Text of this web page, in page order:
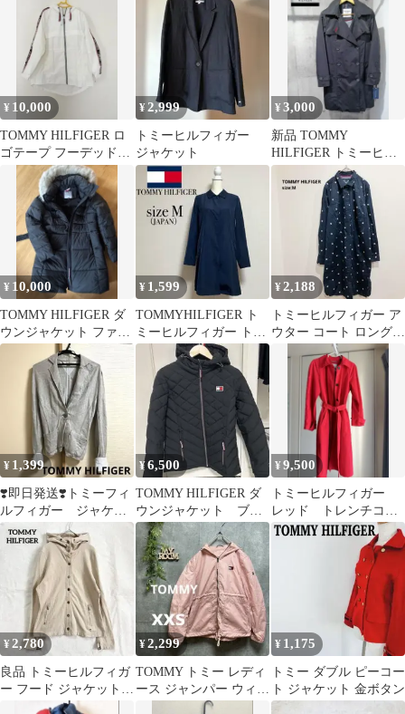
ット 本革羊革
¥ 10,000
TOMMY HILFIGER ロ
ゴテープ フーデッドジ
ャケット ホワイト
¥2,999
トミーヒルフィガー
ジャケット
¥3,000
新品 TOMMY
HILFIGER トミーヒル
フィガー フード トレン
チコートS
¥ 10,000
TOMMY HILFIGER ダ
ウンジャケット ファー
付き ブラック
¥ 1,599
TOMMYHILFIGER ト
ミーヒルフィガー トレ
ンチコート スプリング
コート
¥2,188
トミーヒルフィガー ア
ウター コート ロングコ
ート ドット柄 Mサイズ
¥ 1,399
❣️即日発送❣️トミーフィ
ルフィガー ジャケッ
ト グレー ストライ
プ
¥6,500
TOMMY HILFIGER ダ
ウンジャケット ブラ
ック
¥9,500
トミーヒルフィガー
レッド トレンチコー
ト Sサイズ 美品♡
¥2,780
良品 トミーヒルフィガ
ー フード ジャケット
ベージュ 羽織 コットン
¥2,299
TOMMY トミー レディ
ース ジャンパー ウィン
ドブレーカー ピンク
¥ 1,175
トミー ダブル ピーコー
ト ジャケット 金ボタン